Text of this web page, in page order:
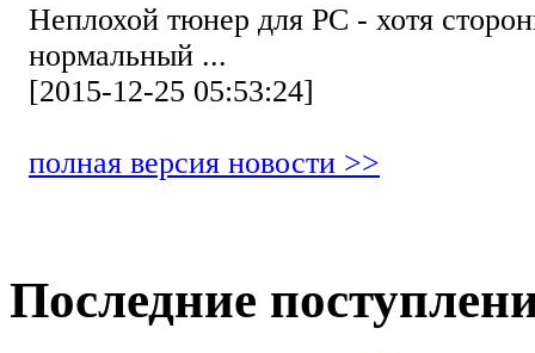
Неплохой тюнер для РС - хотя
нормальный ...
[2015-12-25 05:53:24]
полная версия новости >>
Последние